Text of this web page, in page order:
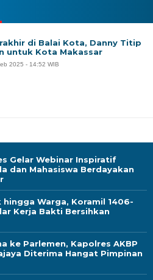
Gelar Webinar Inspiratif
dan Mahasiswa Berdayakan
Warga, Koramil 1406-
Kerja Bakti Bersihkan
ke Parlemen, Kapolres AKBP
Diterima Hangat Pimpinan
di Balai Kota, Danny Titip
untuk Kota Makassar
2025 - 14:52 WIB